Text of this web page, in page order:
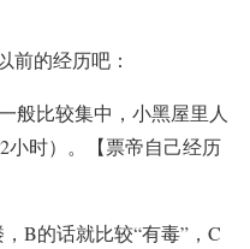
的经历吧：
般比较集中，小黑屋里人
小时）。【票帝自己经历
B的话就比较“有毒”，C